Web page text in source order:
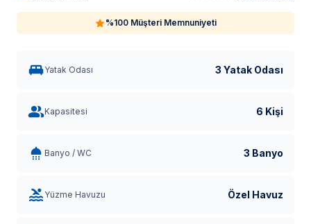
%100 Müşteri Memnuniyeti
Yatak Odası 3 Yatak Odası
Kapasitesi 6 Kişi
Banyo / WC 3 Banyo
Yüzme Havuzu Özel Havuz